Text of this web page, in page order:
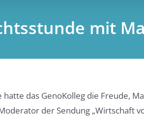
mit
hatte das GenoKolleg die Freude,
der Sendung „Wirtschaft